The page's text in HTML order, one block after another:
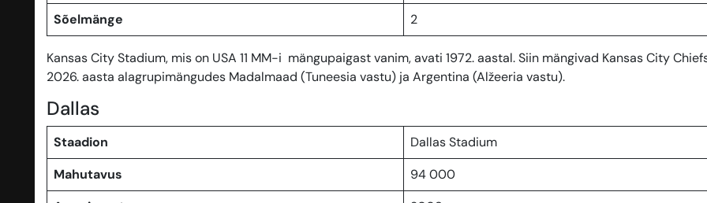
Sõelmänge
2
Kansas City Stadium, mis on USA 11 MM-i mängupaigast vanim, avati 1972. aastal. Siin mängivad Kansas City
2026. aasta alagrupimängudes Madalmaad (Tuneesia vastu) ja Argentina (Alžeeria vastu).
Dallas
Staadion
Dallas Stadium
Mahutavus
94 000